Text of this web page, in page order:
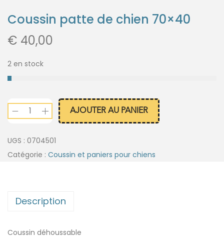
Coussin patte de chien 70×40
€ 40,00
2 en stock
AJOUTER AU PANIER
UGS : 0704501
Catégorie : Coussin et paniers pour chiens
Description
Coussin déhoussable